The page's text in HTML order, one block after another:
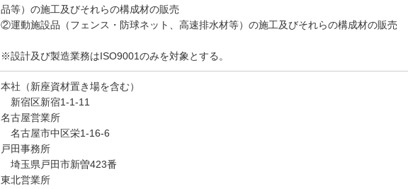
品等）の施工及びそれらの構成材の販売
②運動施設品（フェンス・防球ネット、高速排水材等）の施工及びそれらの構成材の販売
※設計及び製造業務はISO9001のみを対象とする。
本社（新座資材置き場を含む）
新宿区新宿1-1-11
名古屋営業所
名古屋市中区栄1-16-6
戸田事務所
埼玉県戸田市新曽423番
東北営業所